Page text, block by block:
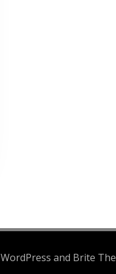
and Brite